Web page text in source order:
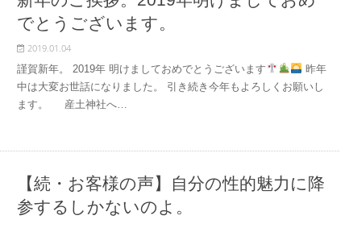
でとうございます。
2019.01.04
謹賀新年。 2019年 明けましておめでとうございます
昨年
中は大変お世話になりました。 引き続き今年もよろしくお願いし
ます。 産土神社へ…
【続・お客様の声】自分の性的魅力に降
参するしかないのよ。